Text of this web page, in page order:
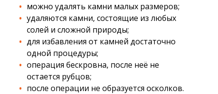
можно удалять камни малых размеров;
удаляются камни, состоящие из любых
солей и сложной природы;
для избавления от камней достаточно
одной процедуры;
операция бескровна, после неё не
остается рубцов;
после операции не образуется осколков.